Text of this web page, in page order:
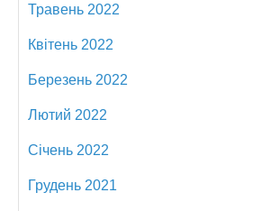
Травень 2022
Квітень 2022
Березень 2022
Лютий 2022
Січень 2022
Грудень 2021